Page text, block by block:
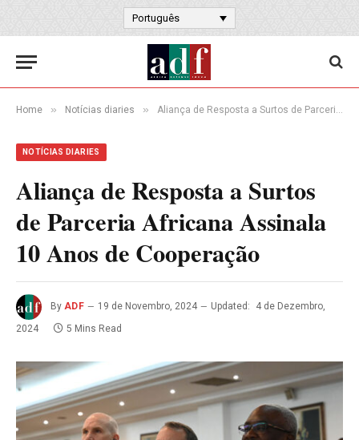
Português
Home » Notícias diaries » Aliança de Resposta a Surtos de Parceria Africana Assinala 10 Anos de Cooperação
NOTÍCIAS DIARIES
Aliança de Resposta a Surtos
de Parceria Africana Assinala
10 Anos de Cooperação
By ADF 19 de Novembro, 2024 Updated:
4 de Dezembro,
2024
5 Mins Read